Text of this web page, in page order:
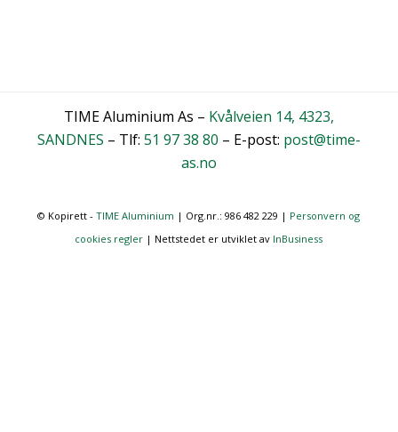
TIME Aluminium As – Kvålveien 14, 4323,
SANDNES – Tlf: 51 97 38 80 – E-post: post@time-
as.no
© Kopirett -TIME Aluminium | Org.nr.: 986 482 229 | Personvern og
cookies regler | Nettstedet er utviklet av InBusiness